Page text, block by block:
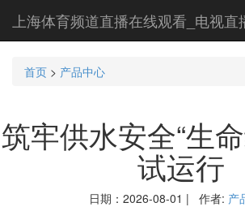
上海体育频道直播在线观看_电视直
首页 > 产品中心
筑牢供水安全“生
试运行
日期：2026-08-01 | 作者: 产